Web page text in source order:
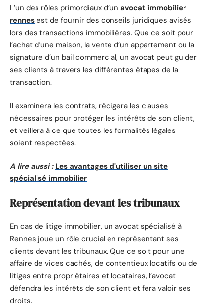
L’un des rôles primordiaux d’un avocat immobilier
rennes est de fournir des conseils juridiques avisés
lors des transactions immobilières. Que ce soit pour
l’achat d’une maison, la vente d’un appartement ou la
signature d’un bail commercial, un avocat peut guider
ses clients à travers les différentes étapes de la
transaction.
Il examinera les contrats, rédigera les clauses
nécessaires pour protéger les intérêts de son client,
et veillera à ce que toutes les formalités légales
soient respectées.
A lire aussi : Les avantages d'utiliser un site
spécialisé immobilier
Représentation devant les tribunaux
En cas de litige immobilier, un avocat spécialisé à
Rennes joue un rôle crucial en représentant ses
clients devant les tribunaux. Que ce soit pour une
affaire de vices cachés, de contentieux locatifs ou de
litiges entre propriétaires et locataires, l’avocat
défendra les intérêts de son client et fera valoir ses
droits.